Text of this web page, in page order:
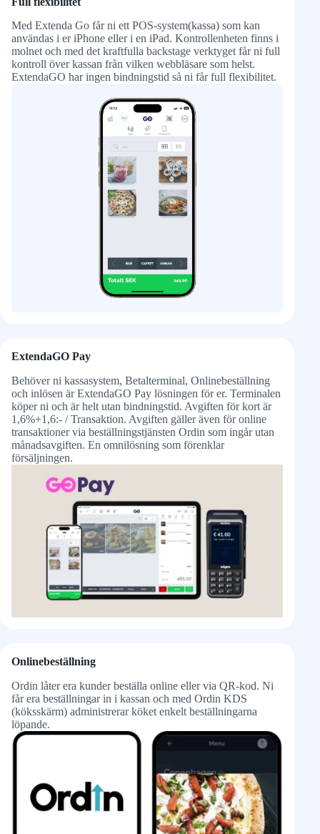
Med Extenda Go får ni ett POS-system(kassa) som kan
användas i er iPhone eller i en iPad. Kontrollenheten finns i
molnet och med det kraftfulla backstage verktyget får ni full
kontroll över kassan från vilken webbläsare som helst.
ExtendaGO har ingen bindningstid så ni får full flexibilitet.
ExtendaGO Pay
Behöver ni kassasystem, Betalterminal, Onlinebeställning
och inlösen är ExtendaGO Pay lösningen för er. Terminalen
köper ni och är helt utan bindningstid. Avgiften för kort är
1,6%+1,6:- / Transaktion. Avgiften gäller även för online
transaktioner via beställningstjänsten Ordin som ingår utan
månadsavgiften. En omnilösning som förenklar
försäljningen.
Onlinebeställning
Ordin låter era kunder beställa online eller via QR-kod. Ni
får era beställningar in i kassan och med Ordin KDS
(köksskärm) administrerar köket enkelt beställningarna
löpande.